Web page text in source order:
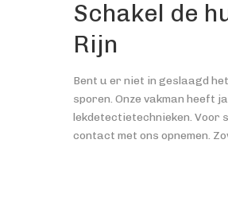
Schakel de
Rijn
Bent u er niet in geslaagd
sporen. Onze vakman heeft
lekdetectietechnieken. Voor
contact met ons opnemen.